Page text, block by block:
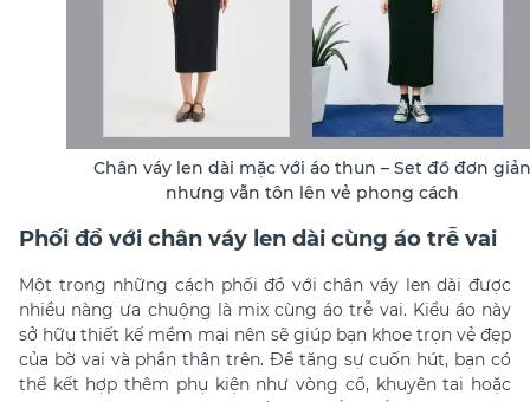
Chân váy len dài mặc với áo thun – Set đồ đơn giản
nhưng vẫn tôn lên vẻ phong cách
Phối đồ với chân váy len dài cùng áo trễ vai
Một trong những cách phối đồ với chân váy len dài được
nhiều nàng ưa chuộng là mix cùng áo trễ vai. Kiểu áo này
sở hữu thiết kế mềm mại nên sẽ giúp bạn khoe trọn vẻ đẹp
của bờ vai và phần thân trên. Để tăng sự cuốn hút, bạn có
thể kết hợp thêm phụ kiện như vòng cổ, khuyên tai hoặc